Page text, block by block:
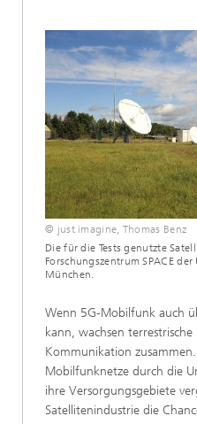
© just imagine, Thomas Benz
Die für die Tests genutzte
Forschungszentrum SPACE
München.
Wenn 5G-Mobilfunk auch
kann, wachsen
Kommunikation
Mobilfunknetze durch die
ihre Versorgungsgebiete
Satellitenindustrie die